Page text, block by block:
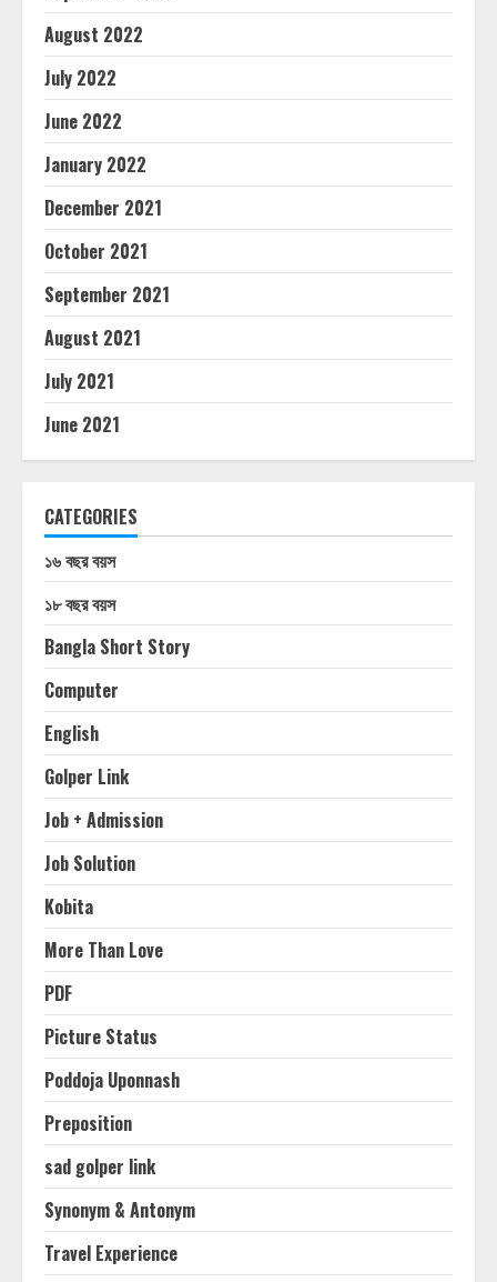
August 2022
July 2022
June 2022
January 2022
December 2021
October 2021
September 2021
August 2021
July 2021
June 2021
CATEGORIES
১৬ বছর বয়স
১৮ বছর বয়স
Bangla Short Story
Computer
English
Golper Link
Job + Admission
Job Solution
Kobita
More Than Love
PDF
Picture Status
Poddoja Uponnash
Preposition
sad golper link
Synonym & Antonym
Travel Experience